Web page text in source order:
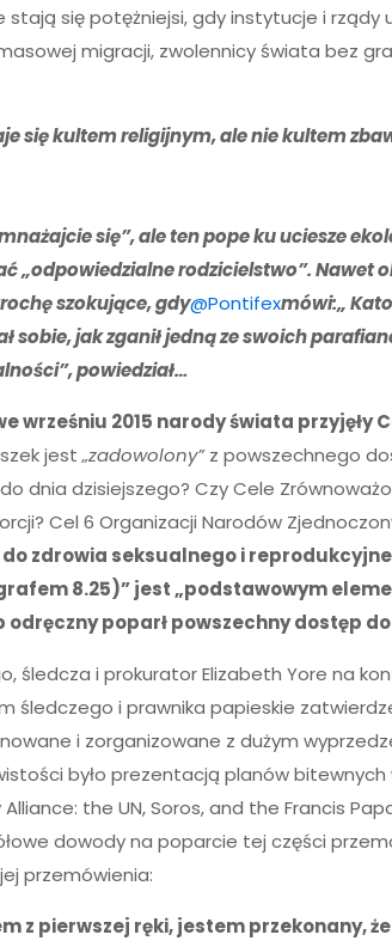
stają się potężniejsi, gdy instytucje i
migracji, zwolennicy świata bez
się kultem religijnym, ale nie kultem
się”, ale ten pope ku uciesze
„odpowiedzialne rodzicielstwo”. Nawet
szokujące, gdy@Pontifexmówi:„
jak zganił jedną ze swoich
powiedział…
wrześniu 2015 narody świata
jest„zadowolony”z powszechnego
dnia dzisiejszego? Czy Cele
Cel 6 Organizacji Narodów
zdrowia seksualnego i
8.25)” jest „podstawowym
poparł powszechny dostęp
śledcza i prokurator Elizabeth Yore na
śledczego i prawnika papieskie
i zorganizowane z dużym
było prezentacją planów
the UN, Soros, and the Francis
dowody na poparcie tej części
przemówienia:
z pierwszej ręki, jestem przekonany,